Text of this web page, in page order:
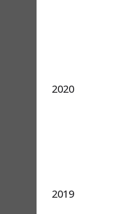
2020
2019